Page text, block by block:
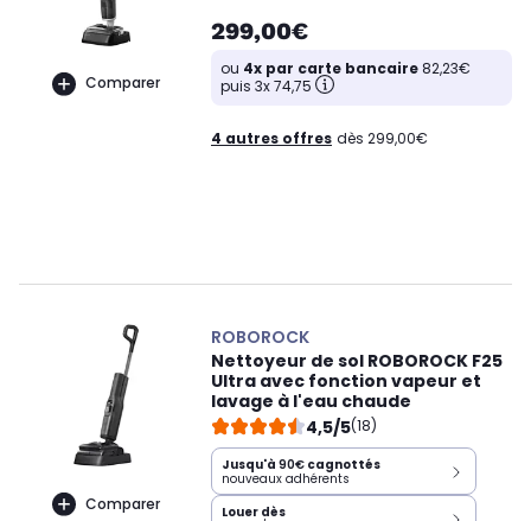
Comparer
299,00€
ou 4x par carte bancaire82,23€
puis 3x 74,75
4 autres offres dès 299,00€
Comparer
ROBOROCK
Nettoyeur de sol ROBOROCK F25
Ultra avec fonction vapeur et
lavage à l'eau chaude
4,5/5(18)
Jusqu'à 90€ cagnottés
nouveaux adhérents
Louer dès